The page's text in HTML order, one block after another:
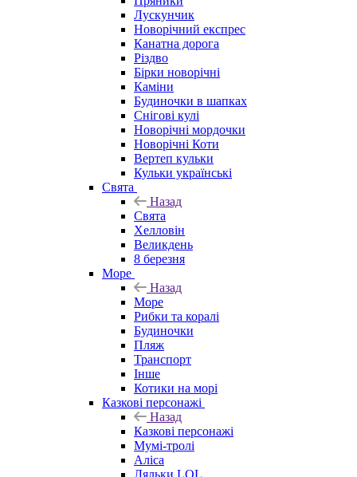
Лускунчик
Новорічний експрес
Канатна дорога
Різдво
Бірки новорічні
Каміни
Будиночки в шапках
Снігові кулі
Новорічні мордочки
Новорічні Коти
Вертеп кульки
Кульки українські
Свята
Назад
Свята
Хелловін
Великдень
8 березня
Море
Назад
Море
Рибки та коралі
Будиночки
Пляж
Транспорт
Інше
Котики на морі
Казкові персонажі
Назад
Казкові персонажі
Мумі-тролі
Аліса